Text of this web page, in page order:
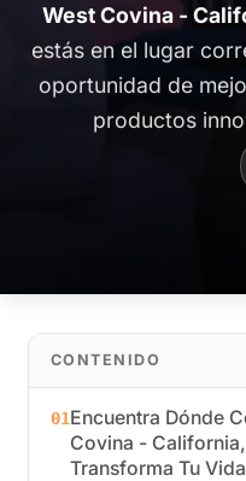
West Covina -
estás en el lugar
oportunidad de
productos
CONTENIDO
01Encuentra Dónde
Covina -
Transforma Tu Vida